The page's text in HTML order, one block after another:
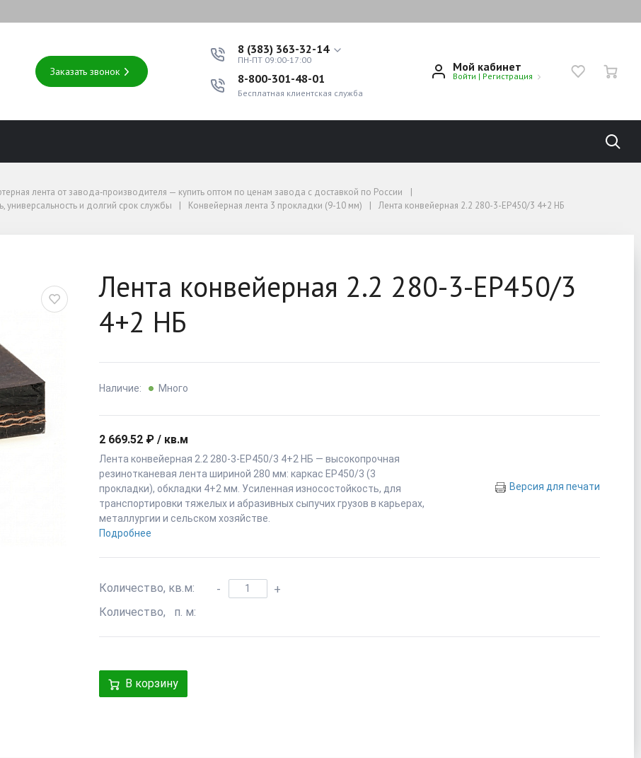
Заказать звонок
8 (383) 363-32-14
ПН-ПТ 09:00-17:00
8-800-301-48-01
Бесплатная клиентская служба
Мой кабинет
Войти | Регистрация
по ценам завода с доставкой по России
и долгий срок службы
лента от завода‑производителя — купить оптом по ценам завода с доставкой по России
и долгий срок службы
Конвейерная лента 3 прокладки (9-10 мм) Лента конвейерная 2.2 280-3-EP450/3 4+2 НБ
Лента конвейерная 2.2 280-3-EP450/3
4+2 НБ
Наличие: Много
2 669.52 ₽ / кв.м
Лента конвейерная 2.2 280-3-EP450/3 4+2 НБ — высокопрочная
резинотканевая лента шириной 280 мм: каркас EP450/3 (3
прокладки), обкладки 4+2 мм. Усиленная износостойкость, для
транспортировки тяжелых и абразивных сыпучих грузов в карьерах,
металлургии и сельском хозяйстве.
Подробнее
Версия для печати
Количество, кв.м: -
+
Количество, п. м:
В корзину